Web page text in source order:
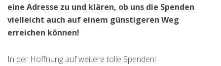
eine Adresse zu und klären, ob uns die Spenden
vielleicht auch auf einem günstigeren Weg
erreichen können!
In der Hoffnung auf weitere tolle Spenden!